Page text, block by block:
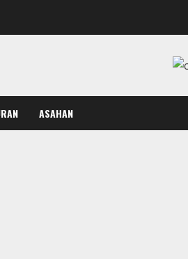
ASAHAN